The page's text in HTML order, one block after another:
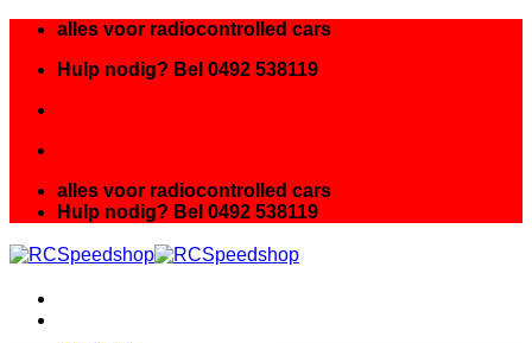
inhoud
alles voor radiocontrolled cars
Hulp nodig? Bel 0492 538119
alles voor radiocontrolled cars
Hulp nodig? Bel 0492 538119